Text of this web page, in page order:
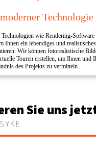
Technologie​
Technologien wie Rendering-
Ihnen ein lebendiges und
Wir können fotorealistische
Touren erstellen, um Ihnen und
des Projekts zu vermitteln.
Sie uns